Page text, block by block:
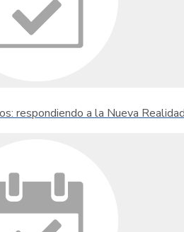
respondiendo a la Nueva